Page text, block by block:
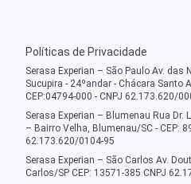
Políticas de Privacidade
Serasa Experian – São Paulo Av. das
Sucupira - 24ºandar - Chácara Santo
CEP:04794-000 - CNPJ 62.173.620/
Serasa Experian – Blumenau Rua Dr.
– Bairro Velha, Blumenau/SC - CEP:
62.173.620/0104-95
Serasa Experian – São Carlos Av.
Carlos/SP CEP: 13571-385 CNPJ